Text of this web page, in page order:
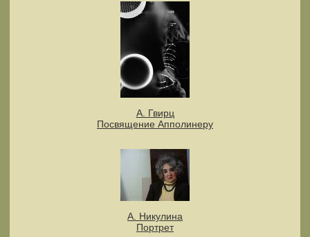
А. Гвирц
Посвящение Апполинеру
А. Никулина
Портрет